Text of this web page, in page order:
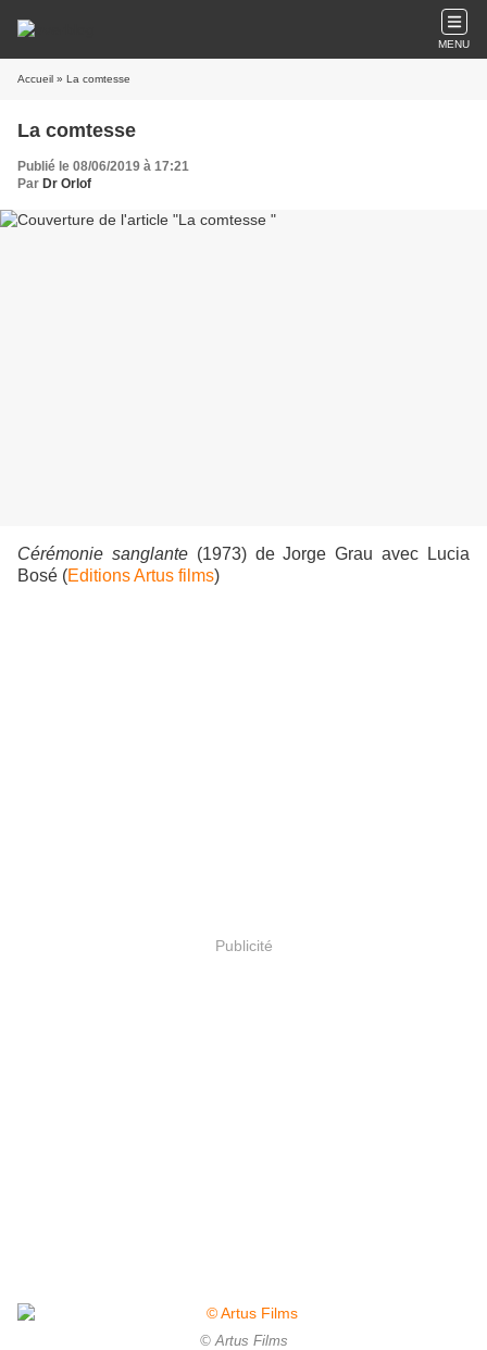
MENU
Accueil » La comtesse
La comtesse
Publié le 08/06/2019 à 17:21
Par Dr Orlof
Cérémonie sanglante(1973) de Jorge Grau avec Lucia
Bosé (Editions Artus films)
Publicité
© Artus Films